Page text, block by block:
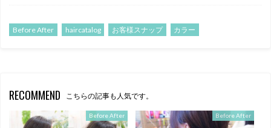
Before After haircatalog お客様スナップ カラー
RECOMMEND こちらの記事も人気です。
Before After Before After